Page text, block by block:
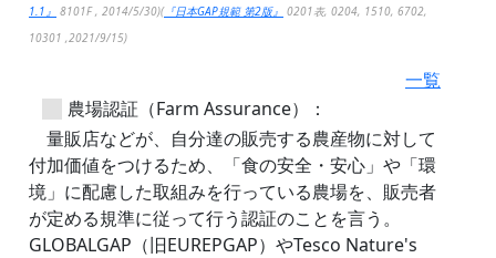
1.1』 8101F , 2014/5/30)(『日本GAP規範 第2版』 0201表, 0204, 1510, 6702,
10301 ,2021/9/15)
一覧
農場認証（Farm Assurance）：
量販店などが、自分達の販売する農産物に対して
付加価値をつけるため、「食の安全・安心」や「環
境」に配慮した取組みを行っている農場を、販売者
が定める規準に従って行う認証のことを言う。
GLOBALGAP（旧EUREPGAP）やTesco Nature's